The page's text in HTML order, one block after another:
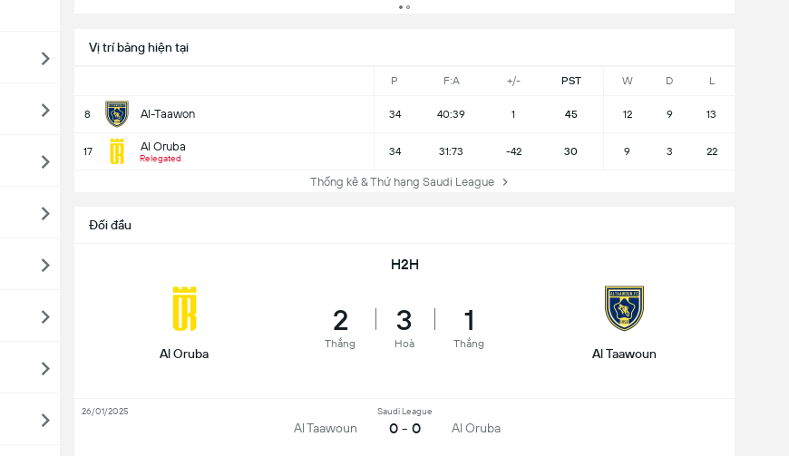
Vị trí bảng hiện tại
P F:A +/- PST W D L
8 Al-Taawon 34 40:39 1 45 12 9 13
17 Al Oruba
Relegated
34 31:73 -42 30 9 3 22
Thống kê & Thứ hạng Saudi League
Đối đầu
H2H
Al Oruba
2
Thắng
3
Hoà
1
Thắng
Al Taawoun
Al Taawoun
Saudi League
0 - 0 Al Oruba
26/01/2025